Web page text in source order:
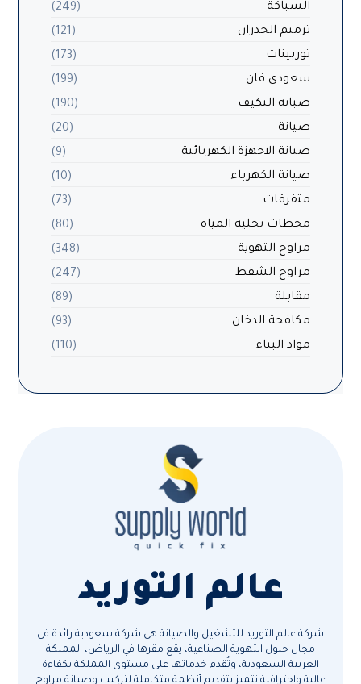
السباكة
(249)
ترميم الجدران
(121)
توربينات
(173)
سعودي فان
(199)
صبانة التكيف
(190)
صيانة
(20)
صيانة الاجهزة الكهربائية
(9)
صيانة الكهرباء
(10)
متفرقات
(73)
محطات تحلية المياه
(80)
مراوح التهوية
(348)
مراوح الشفط
(247)
مقابلة
(89)
مكافحة الدخان
(93)
مواد البناء
(110)
عالم التوريد
شركة عالم التوريد للتشغيل والصيانة هي شركة سعودية رائدة في
مجال حلول التهوية الصناعية، يقع مقرها في الرياض، المملكة
العربية السعودية، وتُقدم خدماتها على مستوى المملكة بكفاءة
عالية واحترافية.نتميز بتقديم أنظمة متكاملة لتركيب وصيانة مراوح